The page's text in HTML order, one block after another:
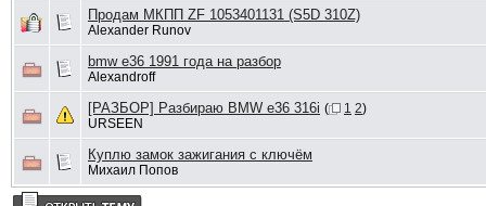
Продам МКПП ZF 1053401131 (S5D 310Z)
Alexander Runov
bmw e36 1991 года на разбор
Alexandroff
[РАЗБОР] Разбираю BMW е36 316i ( 1 2)
URSEEN
Куплю замок зажигания с ключём
Михаил Попов